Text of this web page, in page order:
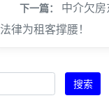
下一篇：
中介欠房
法律为租客撑腰！
搜索